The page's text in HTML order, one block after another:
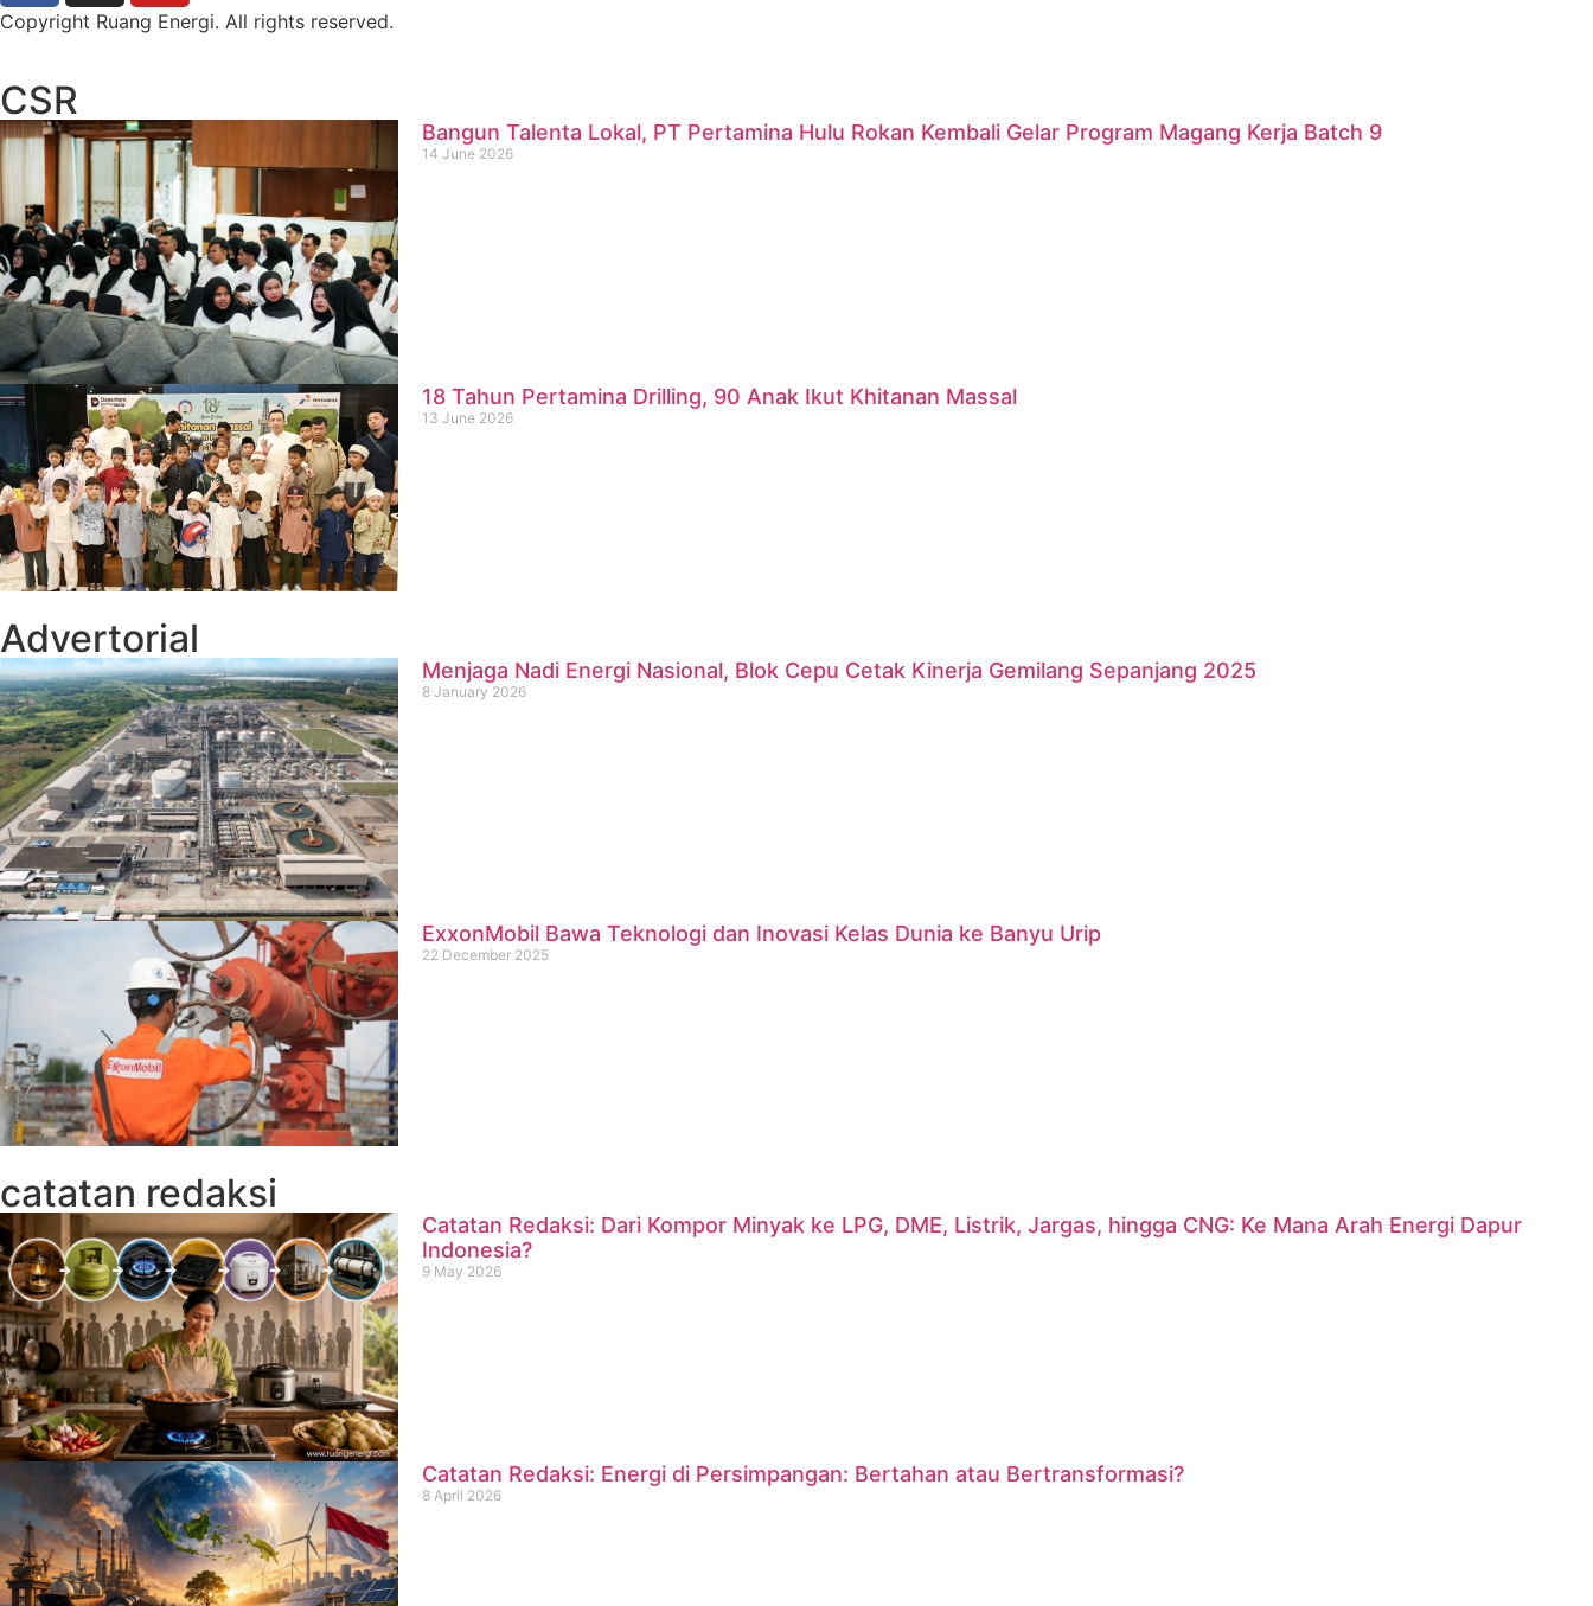
Copyright Ruang Energi. All rights reserved.
CSR
Bangun Talenta Lokal, PT Pertamina Hulu Rokan Kembali Gelar Program Magang Kerja Batch 9
14 June 2026
18 Tahun Pertamina Drilling, 90 Anak Ikut Khitanan Massal
13 June 2026
Advertorial
Menjaga Nadi Energi Nasional, Blok Cepu Cetak Kinerja Gemilang Sepanjang 2025
8 January 2026
ExxonMobil Bawa Teknologi dan Inovasi Kelas Dunia ke Banyu Urip
22 December 2025
catatan redaksi
Catatan Redaksi: Dari Kompor Minyak ke LPG, DME, Listrik, Jargas, hingga CNG: Ke Mana Arah Energi Dapur
Indonesia?
9 May 2026
Catatan Redaksi: Energi di Persimpangan: Bertahan atau Bertransformasi?
8 April 2026